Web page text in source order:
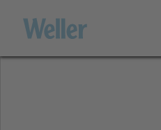
Hauptinhalt